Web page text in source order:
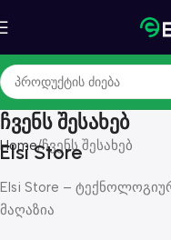
Ჩვენს Შესახებ
Home ჩვენს შესახებ
Elsi Store
Elsi Store –
მაღაზია